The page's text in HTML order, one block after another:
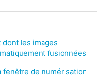
dont les images
fusionnées
fenêtre de numérisation